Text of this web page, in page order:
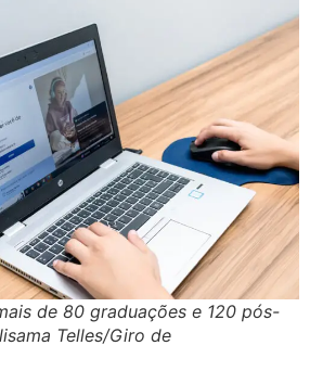
de 80 graduações e 120 pós-
Telles/Giro de